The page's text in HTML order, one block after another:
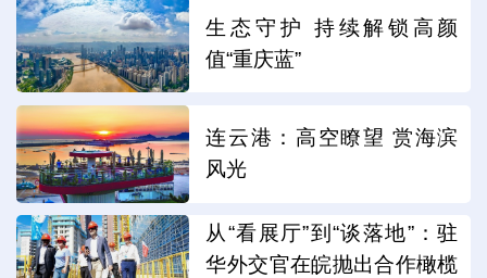
生态守护 持续解锁高颜
值“重庆蓝”
连云港：高空瞭望 赏海滨
风光
从“看展厅”到“谈落地”：驻
华外交官在皖抛出合作橄榄